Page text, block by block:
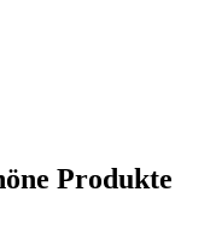
Produkte